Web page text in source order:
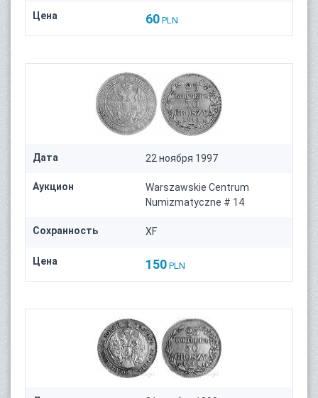
Цена 60 PLN
Дата 22 ноября 1997
Аукцион
Warszawskie Centrum
Numizmatyczne # 14
Сохранность XF
Цена 150 PLN